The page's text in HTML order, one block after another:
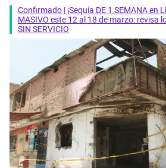
Confirmado | ¡Sequía DE 1 SEMANA en
MASIVO este 12 al 18 de marzo: revisa
SIN SERVICIO